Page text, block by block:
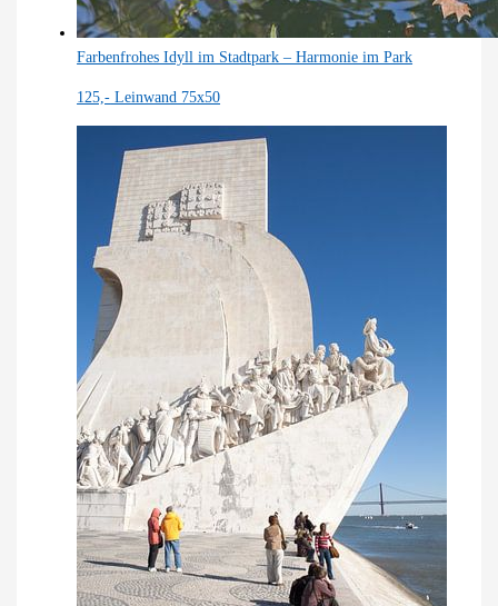
Farbenfrohes Idyll im Stadtpark – Harmonie im Park
125,- Leinwand 75x50